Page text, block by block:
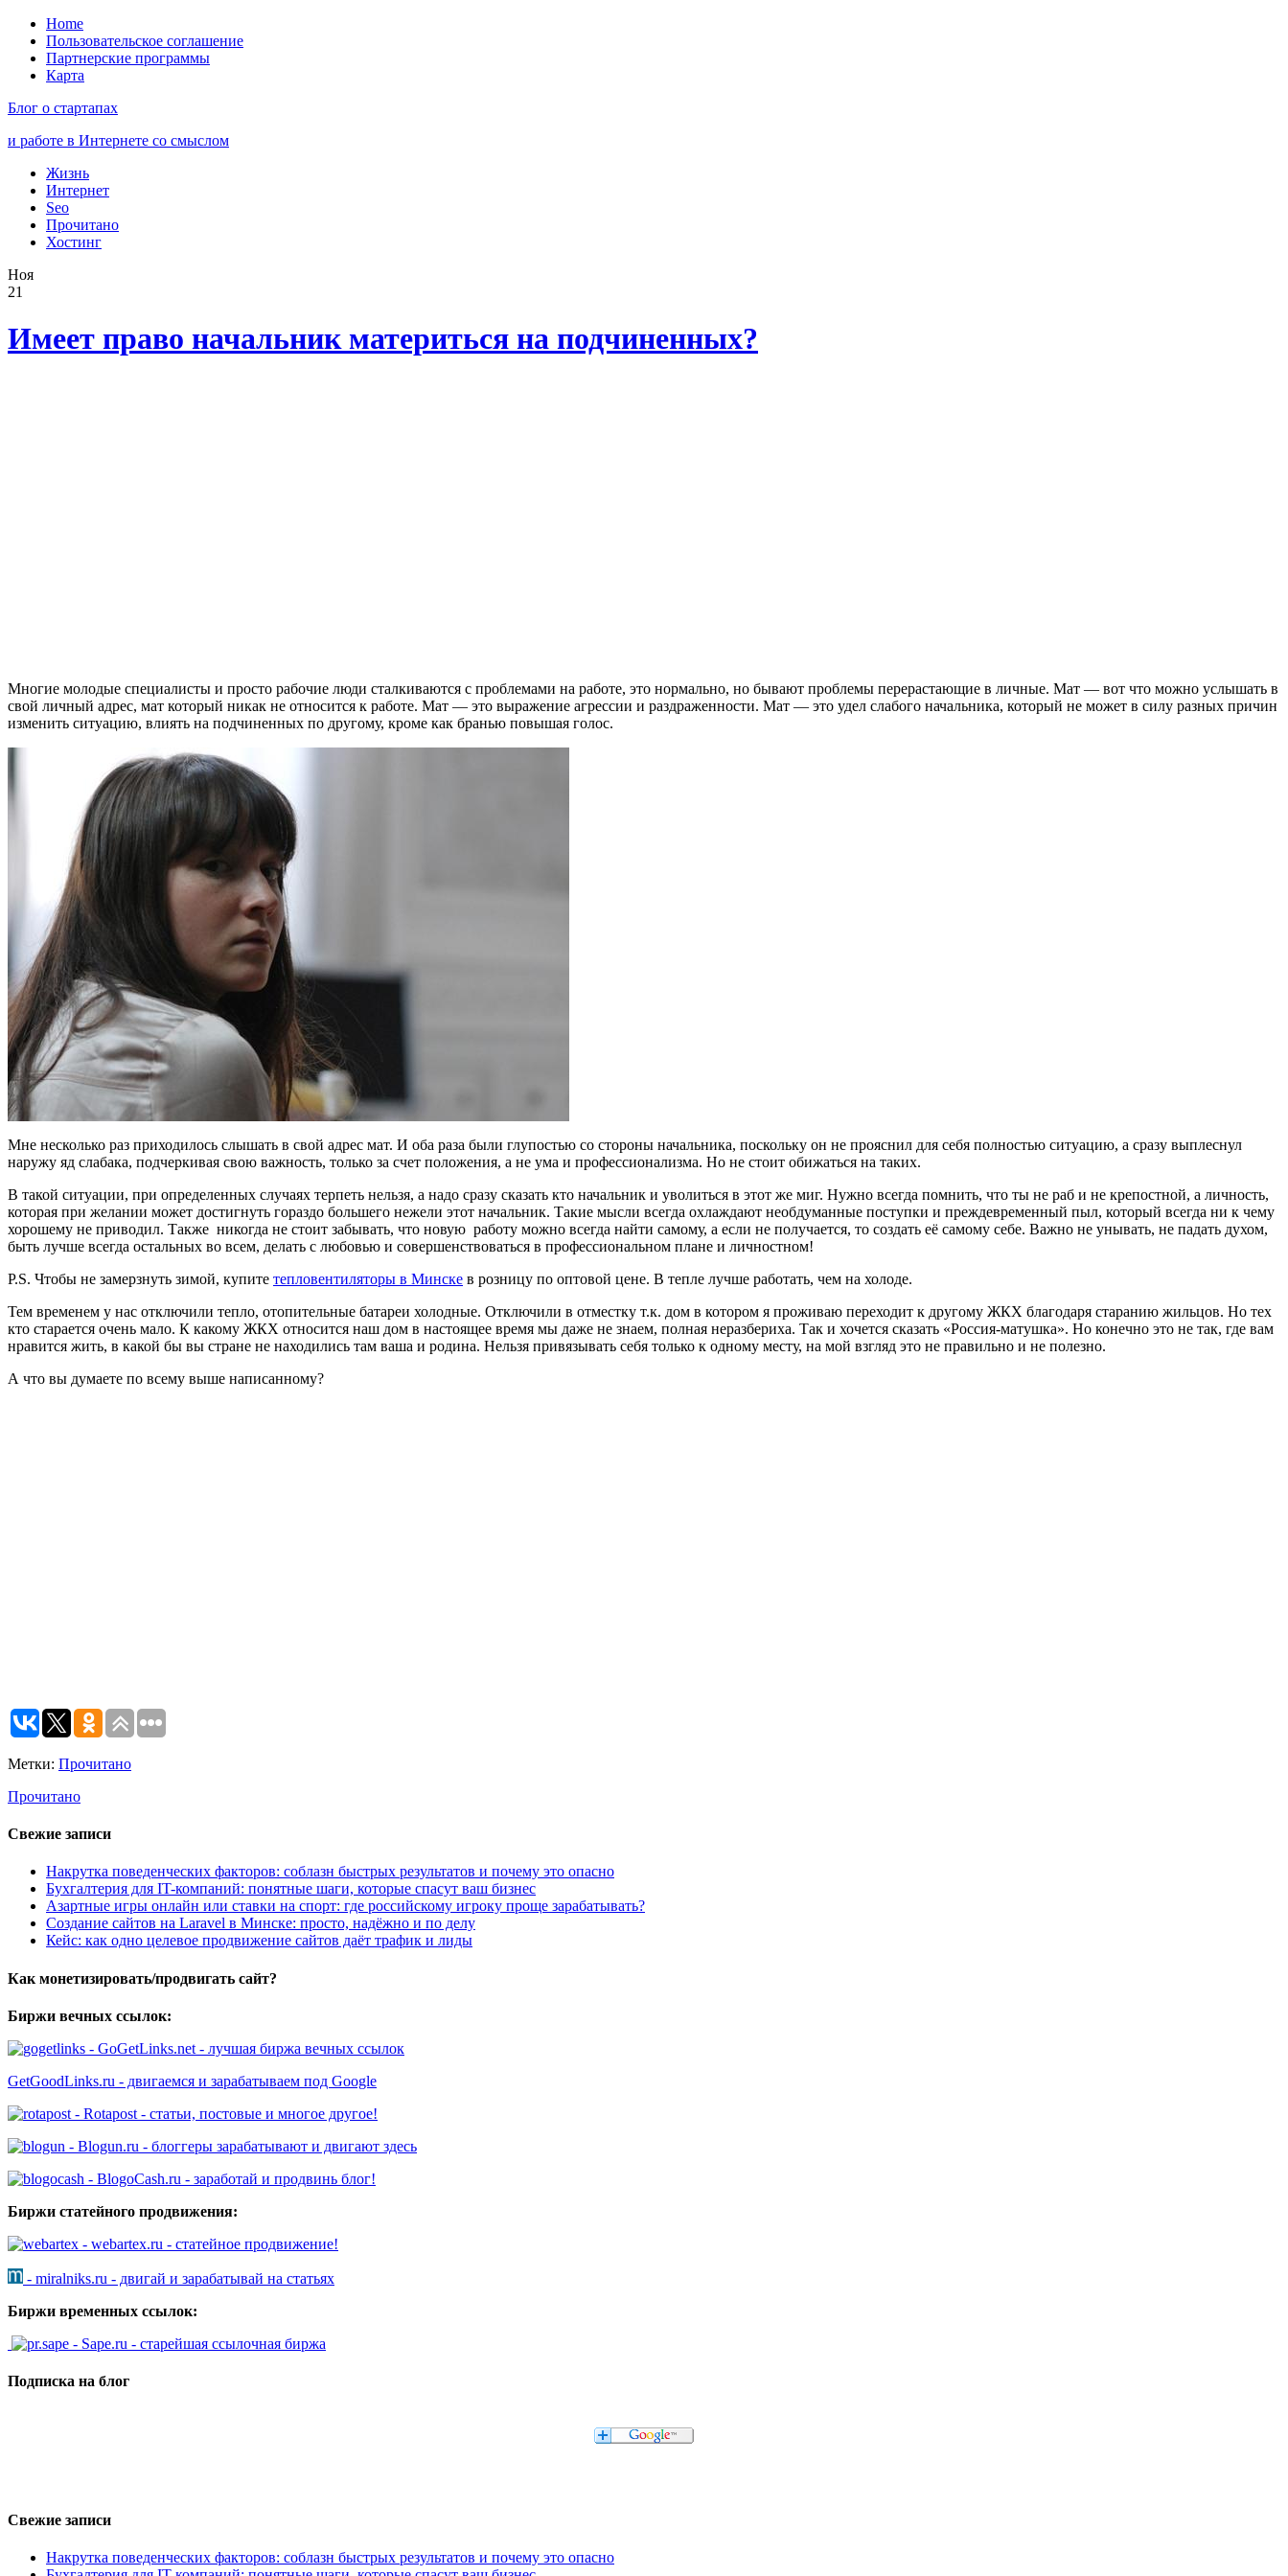
Home
Пользовательское соглашение
Партнерские программы
Карта
Блог о стартапах
и работе в Интернете со смыслом
Жизнь
Интернет
Seo
Прочитано
Хостинг
Ноя
21
Имеет право начальник материться на подчиненных?
Многие молодые специалисты и просто рабочие люди сталкиваются с проблемами на работе, это нормально, но бывают проблемы перерастающие в личные. Мат — вот что можно услышать в
свой личный адрес, мат который никак не относится к работе. Мат — это выражение агрессии и раздраженности. Мат — это удел слабого начальника, который не может в силу разных причин
изменить ситуацию, влиять на подчиненных по другому, кроме как бранью повышая голос.
Мне несколько раз приходилось слышать в свой адрес мат. И оба раза были глупостью со стороны начальника, поскольку он не прояснил для себя полностью ситуацию, а сразу выплеснул
наружу яд слабака, подчеркивая свою важность, только за счет положения, а не ума и профессионализма. Но не стоит обижаться на таких.
В такой ситуации, при определенных случаях терпеть нельзя, а надо сразу сказать кто начальник и уволиться в этот же миг. Нужно всегда помнить, что ты не раб и не крепостной, а личность,
которая при желании может достигнуть гораздо большего нежели этот начальник. Такие мысли всегда охлаждают необдуманные поступки и преждевременный пыл, который всегда ни к чему
хорошему не приводил. Также никогда не стоит забывать, что новую работу можно всегда найти самому, а если не получается, то создать её самому себе. Важно не унывать, не падать духом,
быть лучше всегда остальных во всем, делать с любовью и совершенствоваться в профессиональном плане и личностном!
P.S. Чтобы не замерзнуть зимой, купите тепловентиляторы в Минске в розницу по оптовой цене. В тепле лучше работать, чем на холоде.
Тем временем у нас отключили тепло, отопительные батареи холодные. Отключили в отместку т.к. дом в котором я проживаю переходит к другому ЖКХ благодаря старанию жильцов. Но тех
кто старается очень мало. К какому ЖКХ относится наш дом в настоящее время мы даже не знаем, полная неразбериха. Так и хочется сказать «Россия-матушка». Но конечно это не так, где вам
нравится жить, в какой бы вы стране не находились там ваша и родина. Нельзя привязывать себя только к одному месту, на мой взгляд это не правильно и не полезно.
А что вы думаете по всему выше написанному?
Метки: Прочитано
Прочитано
Свежие записи
Накрутка поведенческих факторов: соблазн быстрых результатов и почему это опасно
Бухгалтерия для IT-компаний: понятные шаги, которые спасут ваш бизнес
Азартные игры онлайн или ставки на спорт: где российскому игроку проще зарабатывать?
Создание сайтов на Laravel в Минске: просто, надёжно и по делу
Кейс: как одно целевое продвижение сайтов даёт трафик и лиды
Как монетизировать/продвигать сайт?
Биржи вечных ссылок:
- GoGetLinks.net - лучшая биржа вечных ссылок
GetGoodLinks.ru - двигаемся и зарабатываем под Google
- Rotapost - статьи, постовые и многое другое!
- Blogun.ru - блоггеры зарабатывают и двигают здесь
- BlogoCash.ru - заработай и продвинь блог!
Биржи статейного продвижения:
- webartex.ru - статейное продвижение!
- miralniks.ru - двигай и зарабатывай на статьях
Биржи временных ссылок:
- Sape.ru - старейшая ссылочная биржа
Подписка на блог
Свежие записи
Накрутка поведенческих факторов: соблазн быстрых результатов и почему это опасно